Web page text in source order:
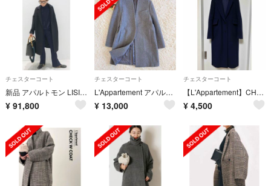
チェスターコート
新品 アパルトモン LISIERE OVERSIZE CHESTER COAT
¥ 91,800
チェスターコート
L'Appartement アパルトモン カシミヤ ウール ノーカラー コート
¥ 13,000
チェスターコート
【L'Appartement】CHINOHチノ チェスターロングコート ネイビー
¥ 4,500